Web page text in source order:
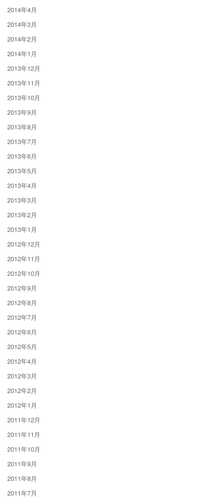
2014年4月
2014年3月
2014年2月
2014年1月
2013年12月
2013年11月
2013年10月
2013年9月
2013年8月
2013年7月
2013年6月
2013年5月
2013年4月
2013年3月
2013年2月
2013年1月
2012年12月
2012年11月
2012年10月
2012年9月
2012年8月
2012年7月
2012年6月
2012年5月
2012年4月
2012年3月
2012年2月
2012年1月
2011年12月
2011年11月
2011年10月
2011年9月
2011年8月
2011年7月